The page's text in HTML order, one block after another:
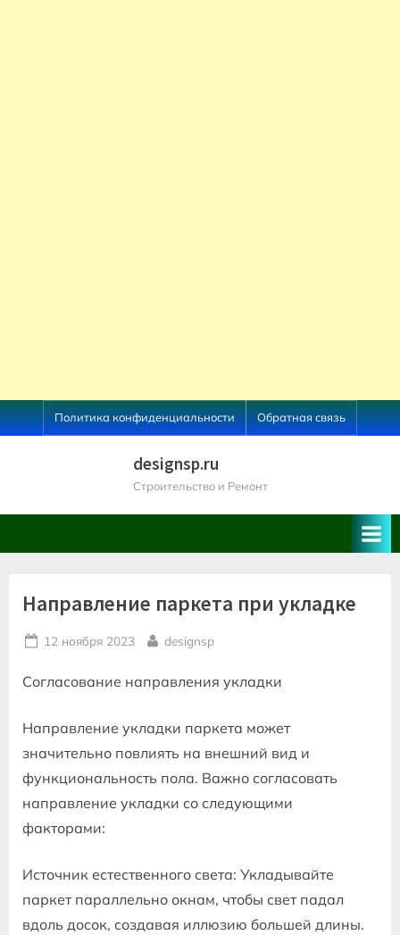
Skip
to
Политика конфиденциальности Обратная связь
designsp.ru
Строительство и Ремонт
Направление паркета при укладке
Posted
12 ноября 2023 By
designsp
Согласование направления укладки
Направление укладки паркета может
значительно повлиять на внешний вид и
функциональность пола. Важно согласовать
направление укладки со следующими
факторами:
Источник естественного света: Укладывайте
паркет параллельно окнам, чтобы свет падал
вдоль досок, создавая иллюзию большей длины.